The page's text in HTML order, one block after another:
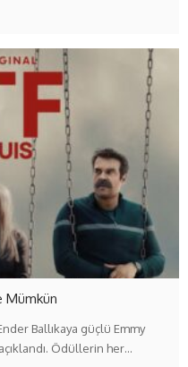
Mümkün
Ballıkaya güçlü Emmy
Ödüllerin her…